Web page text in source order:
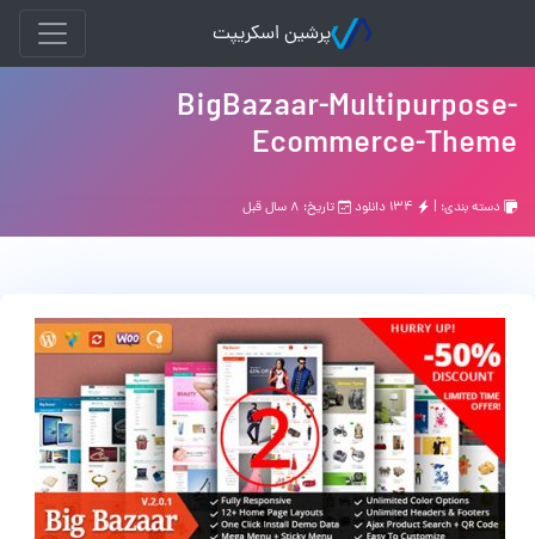
پرشین اسکریپت
BigBazaar-Multipurpose-
Ecommerce-Theme
دسته بندی: | تاریخ: ۸ سال قبل